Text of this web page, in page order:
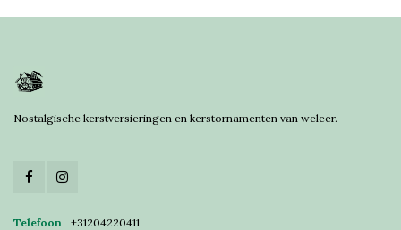
Nostalgische kerstversieringen en kerstornamenten van weleer.
Telefoon
+31204220411